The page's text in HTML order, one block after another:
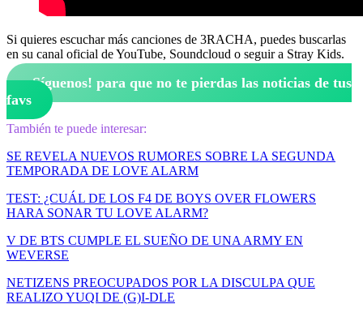
Si quieres escuchar más canciones de 3RACHA, puedes buscarlas
en su canal oficial de YouTube, Soundcloud o seguir a Stray Kids.
¡Síguenos! para que no te pierdas las noticias de tus
favs
También te puede interesar:
SE REVELA NUEVOS RUMORES SOBRE LA SEGUNDA
TEMPORADA DE LOVE ALARM
TEST: ¿CUÁL DE LOS F4 DE BOYS OVER FLOWERS
HARA SONAR TU LOVE ALARM?
V DE BTS CUMPLE EL SUEÑO DE UNA ARMY EN
WEVERSE
NETIZENS PREOCUPADOS POR LA DISCULPA QUE
REALIZO YUQI DE (G)I-DLE